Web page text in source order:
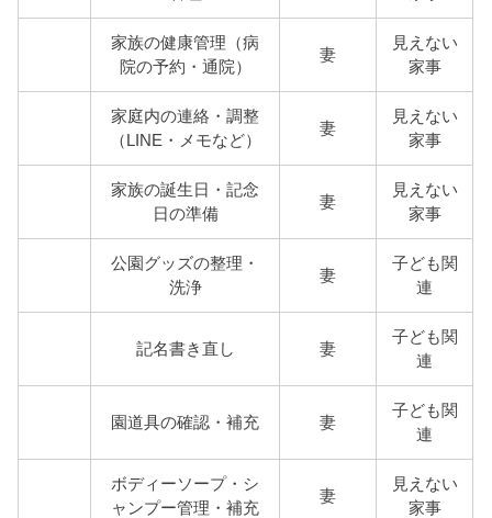
家族の健康管理（病
院の予約・通院）
妻
見えない
家事
家庭内の連絡・調整
（LINE・メモなど）
妻
見えない
家事
家族の誕生日・記念
日の準備
妻
見えない
家事
公園グッズの整理・
洗浄
妻
子ども関
連
記名書き直し 妻
子ども関
連
園道具の確認・補充 妻
子ども関
連
ボディーソープ・シ
ャンプー管理・補充
妻
見えない
家事